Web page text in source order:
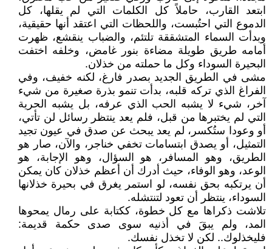
ابتعد القارب، حاملاً كل الكلمات التي لم يقلها، كل
الدموع التي احتُبست، واللحظات التي اعتقد أنها حقيقية،
وبدأت السماء المتشققة تلتئم، والضباب ينقشع، ظهرت
أمامه طريق طويلة مضاءة بنور غامض، وخلفه اختفت
البحيرة السوداء وكل ما حملته من خذلان.
مشى في الطريق الجديد بصدر فارغ، لكنه خفيف، وفي
الفراغ الذي تركه قلبه، بدأت تنمو بذرة صغيرة من شيء
آخر، شيء لا يشبه الحب الذي عرفه، بل يشبه الحرية
التي لم يختبرها من قبل، فلم يعد ينتظر رسائل لن تأتي،
أو وعودا ستُكسر، لم يعد يبحث عن صدق في عيون تجيد
التمثيل، أو يصدق ابتسامات تخفي خناجر، والآن، صار هو
الطريق، وهو المسافر، هو السؤال، وهو الإجابة، هو
الوعد، وهو الوفاء، حيث أدرك أن أعظم خذلان كان يمكن
أن يرتكبه بحق نفسه، لو استمر يغرق في بحيرة خذلانها
السوداء، ينتظر أن تعود لتنتشله.
تلاشت ذكراها مع كل خطوة، ككتابة على رمال يمحوها
المد، ولم يبقَ في أذنيه سوى صدى حكمة قديمة:
فليخذلوك.. لكن لا تخذل نفسك.